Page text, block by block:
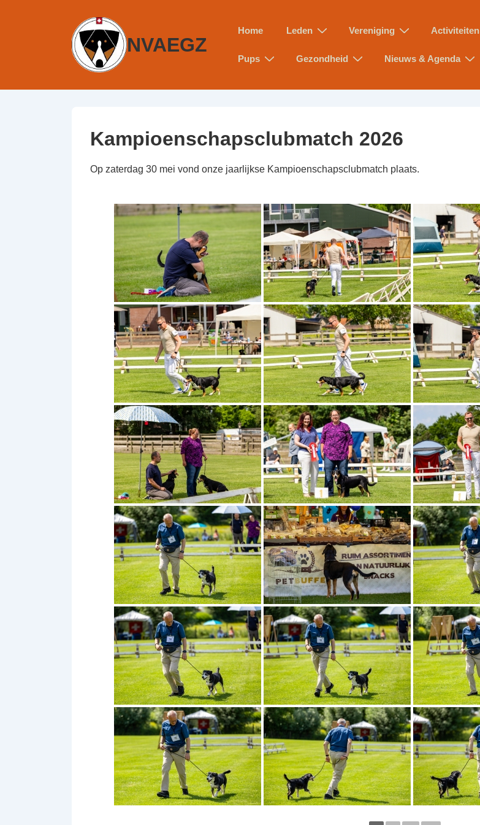
NVAEGZ
Home Leden Vereniging Activiteiten
Pups Gezondheid Nieuws & Agenda
Kampioenschapsclubmatch 2026
Op zaterdag 30 mei vond onze jaarlijkse Kampioenschapsclubmatch plaats.